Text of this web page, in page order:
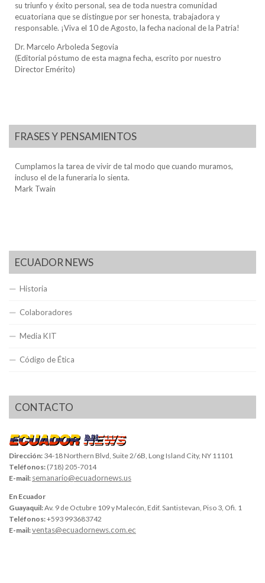
su triunfo y éxito personal, sea de toda nuestra comunidad
ecuatoriana que se distingue por ser honesta, trabajadora y
responsable. ¡Viva el 10 de Agosto, la fecha nacional de la Patria!
Dr. Marcelo Arboleda Segovia
(Editorial póstumo de esta magna fecha, escrito por nuestro
Director Emérito)
FRASES Y PENSAMIENTOS
Cumplamos la tarea de vivir de tal modo que cuando muramos,
incluso el de la funeraria lo sienta.
Mark Twain
ECUADOR NEWS
Historia
Colaboradores
Media KIT
Código de Ética
CONTACTO
Dirección: 34-18 Northern Blvd, Suite 2/6B, Long Island City, NY 11101
Teléfonos: (718) 205-7014
E-mail: semanario@ecuadornews.us
En Ecuador
Guayaquil:Av. 9 de Octubre 109 y Malecón, Edif. Santistevan, Piso 3, Ofi. 1
Teléfonos:+593 993683742
E-mail:ventas@ecuadornews.com.ec